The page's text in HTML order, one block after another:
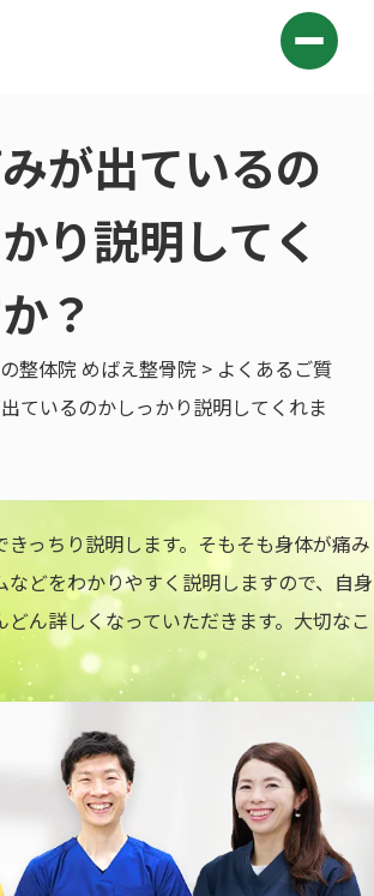
が出ているの
り説明してく
？
整体院 めばえ整骨院 > よくあるご質
ているのかしっかり説明してくれま
きっちり説明します。そもそも身体が痛み
などをわかりやすく説明しますので、自身
どん詳しくなっていただきます。大切なこ